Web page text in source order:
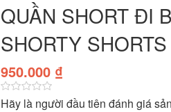
QUẦN SHORT ĐI
SHORTY
950.000 ₫
Hãy là người đầu tiên đánh giá